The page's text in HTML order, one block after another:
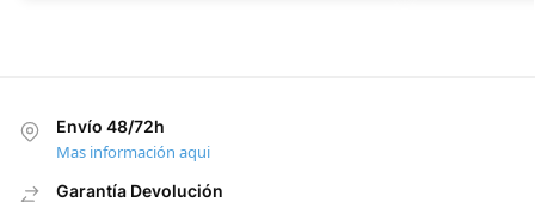
Envío 48/72h
Mas información aqui
Garantía Devolución